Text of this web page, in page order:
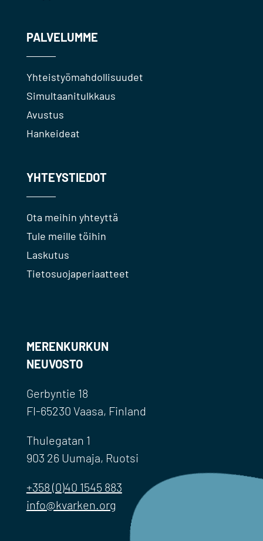
PALVELUMME
Yhteistyömahdollisuudet
Simultaanitulkkaus
Avustus
Hankeideat
YHTEYSTIEDOT
Ota meihin yhteyttä
Tule meille töihin
Laskutus
Tietosuojaperiaatteet
MERENKURKUN
NEUVOSTO
Gerbyntie 18
FI-65230 Vaasa, Finland
Thulegatan 1
903 26 Uumaja, Ruotsi
+358 (0)40 1545 883
info@kvarken.org